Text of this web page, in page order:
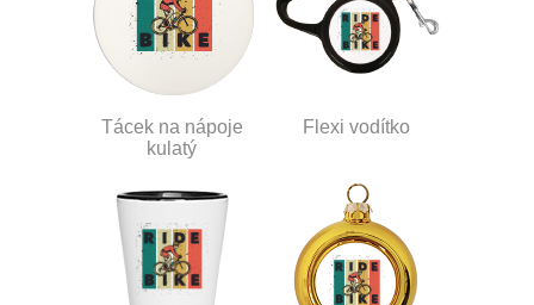
Tácek na nápoje
kulatý
Flexi vodítko